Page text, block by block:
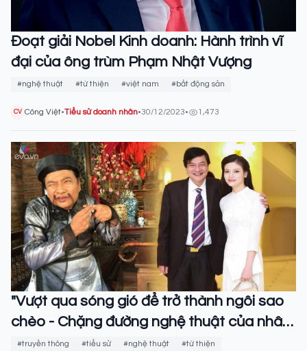
Đoạt giải Nobel Kinh doanh: Hành trình vĩ
đại của ông trùm Phạm Nhật Vượng
#nghệ thuật #từ thiện #việt nam #bất động sản
CV Công Việt•Tiểu sử doanh nhân•30/12/2023• 1,473
"Vượt qua sóng gió để trở thành ngôi sao
chèo - Chặng đường nghệ thuật của nhân
vật Quốc Anh"
#truyền thông #tiểu sử #nghệ thuật #từ thiện